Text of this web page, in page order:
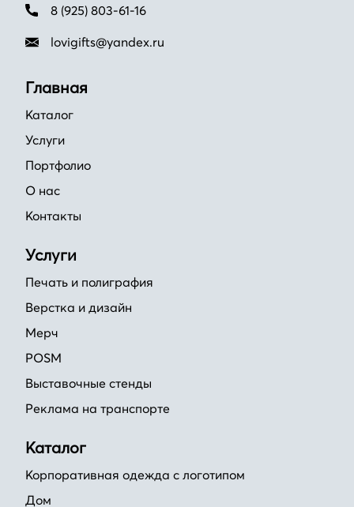
8 (925) 803-61-16
lovigifts@yandex.ru
Главная
Каталог
Услуги
Портфолио
О нас
Контакты
Услуги
Печать и полиграфия
Верстка и дизайн
Мерч
POSM
Выставочные стенды
Реклама на транспорте
Каталог
Корпоративная одежда с логотипом
Дом